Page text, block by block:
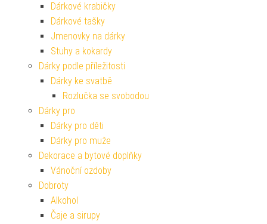
Dárkové krabičky
Dárkové tašky
Jmenovky na dárky
Stuhy a kokardy
Dárky podle příležitosti
Dárky ke svatbě
Rozlučka se svobodou
Dárky pro
Dárky pro děti
Dárky pro muže
Dekorace a bytové doplňky
Vánoční ozdoby
Dobroty
Alkohol
Čaje a sirupy